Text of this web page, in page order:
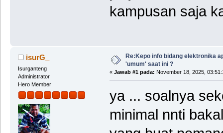
kampusan saja
isurG_
Isurganteng
Administrator
Hero Member
Re:Kepo info bidang elektronika
'umum' saat ini ?
« Jawab #1 pada: November 18, 2025,
ya ... soalnya
minimal nnti